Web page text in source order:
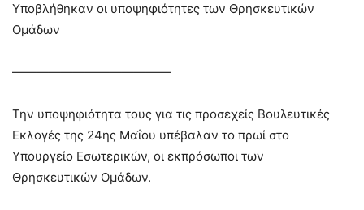
Υποβλήθηκαν οι υποψηφιότητες των Θρησκευτικών
Ομάδων
—————————————
Την υποψηφιότητα τους για τις προσεχείς Βουλευτικές
Εκλογές της 24ης Μαΐου υπέβαλαν το πρωί στο
Υπουργείο Εσωτερικών, οι εκπρόσωποι των
Θρησκευτικών Ομάδων.